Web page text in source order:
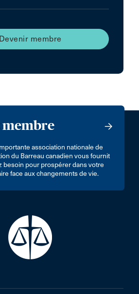
Devenir membre
membre
association nationale de
du Barreau canadien vous fournit
besoin pour prospérer dans votre
face aux changements de vie.